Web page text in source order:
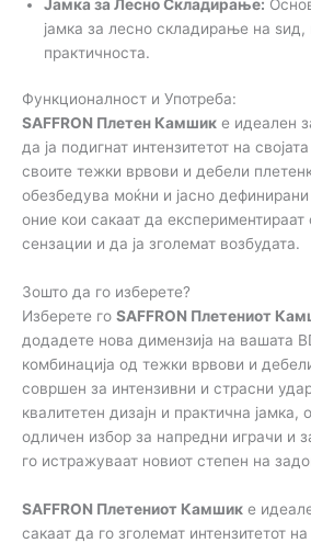
Јамка за Лесно Складирање:
јамка за лесно складирање на ѕид,
практичноста.
Функционалност и Употреба:
SAFFRON Плетен Камшик е идеален
да ја подигнат интензитетот на
своите тежки врвови и дебели
обезбедува моќни и јасно
оние кои сакаат да експериментираат
сензации и да ја зголемат возбудата.
Зошто да го изберете?
Изберете го SAFFRON Плетениот
додадете нова димензија на вашата
комбинација од тежки врвови и
совршен за интензивни и страсни
квалитетен дизајн и практична јамка,
одличен избор за напредни играчи и
го истражуваат новиот степен на
SAFFRON Плетениот Камшик е
сакаат да го зголемат интензитетот